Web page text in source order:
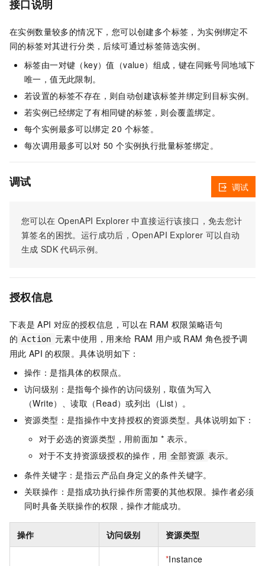
接口说明
在实例数量较多的情况下，您可以创建多个标签，为实例绑定不
同的标签对其进行分类，后续可通过标签筛选实例。
标签由一对键（key）值（value）组成，键在同账号同地域下
唯一，值无此限制。
若设置的标签不存在，则自动创建该标签并绑定到目标实例。
若实例已经绑定了有相同键的标签，则会覆盖绑定。
每个实例最多可以绑定 20 个标签。
每次调用最多可以对 50 个实例执行批量标签绑定。
调试
您可以在 OpenAPI Explorer 中直接运行该接口，免去您计
算签名的困扰。运行成功后，OpenAPI Explorer 可以自动
生成 SDK 代码示例。
调试
授权信息
下表是 API 对应的授权信息，可以在 RAM 权限策略语句
的 Action 元素中使用，用来给 RAM 用户或 RAM 角色授予调
用此 API 的权限。具体说明如下：
操作：是指具体的权限点。
访问级别：是指每个操作的访问级别，取值为写入
（Write）、读取（Read）或列出（List）。
资源类型：是指操作中支持授权的资源类型。具体说明如下：
对于必选的资源类型，用前面加 * 表示。
对于不支持资源级授权的操作，用 全部资源 表示。
条件关键字：是指云产品自身定义的条件关键字。
关联操作：是指成功执行操作所需要的其他权限。操作者必须
同时具备关联操作的权限，操作才能成功。
操作 访问级别 资源类型
*Instance